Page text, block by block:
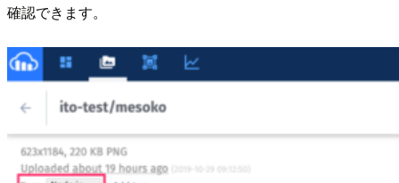
確認できます。